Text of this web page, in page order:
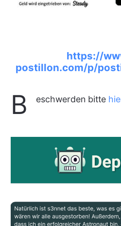
https://
postillon.com/p/
B eschwerden bitte